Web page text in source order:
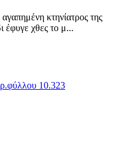
κτηνίατρος της
έφυγε χθες το μ...
10.323